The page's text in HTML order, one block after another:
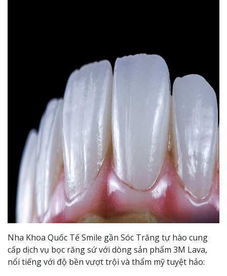
Nha Khoa Quốc Tế Smile gần Sóc Trăng tự hào cung
cấp dịch vụ bọc răng sứ với dòng sản phẩm 3M Lava,
nổi tiếng với độ bền vượt trội và thẩm mỹ tuyệt hảo: